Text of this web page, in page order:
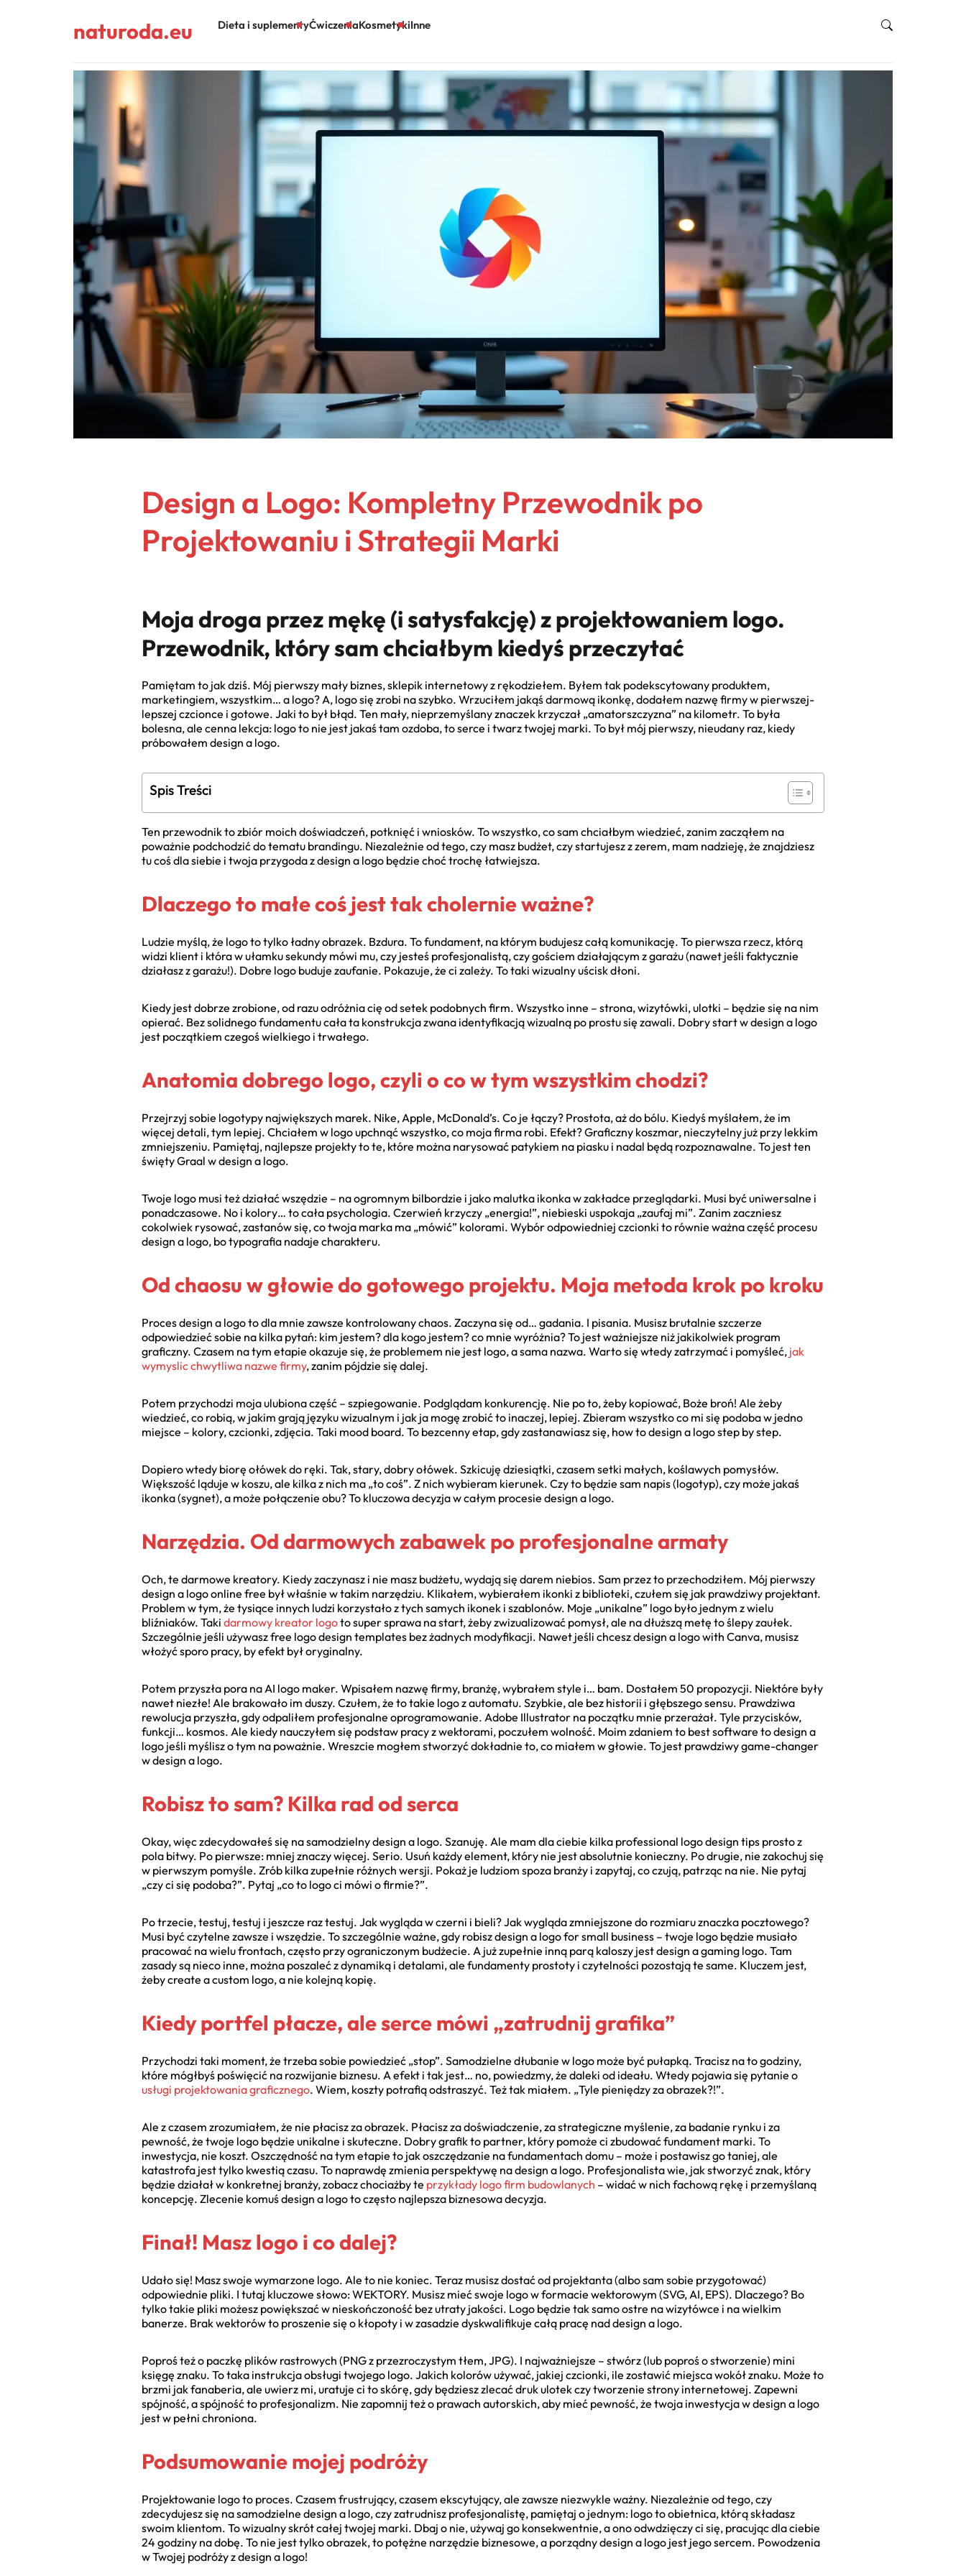
naturoda.eu Dieta i suplementyĆwiczeniaKosmetykiInne
Design a Logo: Kompletny Przewodnik po
Projektowaniu i Strategii Marki
Moja droga przez mękę (i satysfakcję) z projektowaniem logo.
Przewodnik, który sam chciałbym kiedyś przeczytać
Pamiętam to jak dziś. Mój pierwszy mały biznes, sklepik internetowy z rękodziełem. Byłem tak podekscytowany produktem,
marketingiem, wszystkim… a logo? A, logo się zrobi na szybko. Wrzuciłem jakąś darmową ikonkę, dodałem nazwę firmy w pierwszej-
lepszej czcionce i gotowe. Jaki to był błąd. Ten mały, nieprzemyślany znaczek krzyczał „amatorszczyzna” na kilometr. To była
bolesna, ale cenna lekcja: logo to nie jest jakaś tam ozdoba, to serce i twarz twojej marki. To był mój pierwszy, nieudany raz, kiedy
próbowałem design a logo.
Spis Treści
Ten przewodnik to zbiór moich doświadczeń, potknięć i wniosków. To wszystko, co sam chciałbym wiedzieć, zanim zacząłem na
poważnie podchodzić do tematu brandingu. Niezależnie od tego, czy masz budżet, czy startujesz z zerem, mam nadzieję, że znajdziesz
tu coś dla siebie i twoja przygoda z design a logo będzie choć trochę łatwiejsza.
Dlaczego to małe coś jest tak cholernie ważne?
Ludzie myślą, że logo to tylko ładny obrazek. Bzdura. To fundament, na którym budujesz całą komunikację. To pierwsza rzecz, którą
widzi klient i która w ułamku sekundy mówi mu, czy jesteś profesjonalistą, czy gościem działającym z garażu (nawet jeśli faktycznie
działasz z garażu!). Dobre logo buduje zaufanie. Pokazuje, że ci zależy. To taki wizualny uścisk dłoni.
Kiedy jest dobrze zrobione, od razu odróżnia cię od setek podobnych firm. Wszystko inne – strona, wizytówki, ulotki – będzie się na nim
opierać. Bez solidnego fundamentu cała ta konstrukcja zwana identyfikacją wizualną po prostu się zawali. Dobry start w design a logo
jest początkiem czegoś wielkiego i trwałego.
Anatomia dobrego logo, czyli o co w tym wszystkim chodzi?
Przejrzyj sobie logotypy największych marek. Nike, Apple, McDonald’s. Co je łączy? Prostota, aż do bólu. Kiedyś myślałem, że im
więcej detali, tym lepiej. Chciałem w logo upchnąć wszystko, co moja firma robi. Efekt? Graficzny koszmar, nieczytelny już przy lekkim
zmniejszeniu. Pamiętaj, najlepsze projekty to te, które można narysować patykiem na piasku i nadal będą rozpoznawalne. To jest ten
święty Graal w design a logo.
Twoje logo musi też działać wszędzie – na ogromnym bilbordzie i jako malutka ikonka w zakładce przeglądarki. Musi być uniwersalne i
ponadczasowe. No i kolory… to cała psychologia. Czerwień krzyczy „energia!”, niebieski uspokaja „zaufaj mi”. Zanim zaczniesz
cokolwiek rysować, zastanów się, co twoja marka ma „mówić” kolorami. Wybór odpowiedniej czcionki to równie ważna część procesu
design a logo, bo typografia nadaje charakteru.
Od chaosu w głowie do gotowego projektu. Moja metoda krok po kroku
Proces design a logo to dla mnie zawsze kontrolowany chaos. Zaczyna się od… gadania. I pisania. Musisz brutalnie szczerze
odpowiedzieć sobie na kilka pytań: kim jestem? dla kogo jestem? co mnie wyróżnia? To jest ważniejsze niż jakikolwiek program
graficzny. Czasem na tym etapie okazuje się, że problemem nie jest logo, a sama nazwa. Warto się wtedy zatrzymać i pomyśleć, jak
wymyslic chwytliwa nazwe firmy, zanim pójdzie się dalej.
Potem przychodzi moja ulubiona część – szpiegowanie. Podglądam konkurencję. Nie po to, żeby kopiować, Boże broń! Ale żeby
wiedzieć, co robią, w jakim grają języku wizualnym i jak ja mogę zrobić to inaczej, lepiej. Zbieram wszystko co mi się podoba w jedno
miejsce – kolory, czcionki, zdjęcia. Taki mood board. To bezcenny etap, gdy zastanawiasz się, how to design a logo step by step.
Dopiero wtedy biorę ołówek do ręki. Tak, stary, dobry ołówek. Szkicuję dziesiątki, czasem setki małych, koślawych pomysłów.
Większość ląduje w koszu, ale kilka z nich ma „to coś”. Z nich wybieram kierunek. Czy to będzie sam napis (logotyp), czy może jakaś
ikonka (sygnet), a może połączenie obu? To kluczowa decyzja w całym procesie design a logo.
Narzędzia. Od darmowych zabawek po profesjonalne armaty
Och, te darmowe kreatory. Kiedy zaczynasz i nie masz budżetu, wydają się darem niebios. Sam przez to przechodziłem. Mój pierwszy
design a logo online free był właśnie w takim narzędziu. Klikałem, wybierałem ikonki z biblioteki, czułem się jak prawdziwy projektant.
Problem w tym, że tysiące innych ludzi korzystało z tych samych ikonek i szablonów. Moje „unikalne” logo było jednym z wielu
bliźniaków. Taki darmowy kreator logoto super sprawa na start, żeby zwizualizować pomysł, ale na dłuższą metę to ślepy zaułek.
Szczególnie jeśli używasz free logo design templates bez żadnych modyfikacji. Nawet jeśli chcesz design a logo with Canva, musisz
włożyć sporo pracy, by efekt był oryginalny.
Potem przyszła pora na AI logo maker. Wpisałem nazwę firmy, branżę, wybrałem style i… bam. Dostałem 50 propozycji. Niektóre były
nawet niezłe! Ale brakowało im duszy. Czułem, że to takie logo z automatu. Szybkie, ale bez historii i głębszego sensu. Prawdziwa
rewolucja przyszła, gdy odpaliłem profesjonalne oprogramowanie. Adobe Illustrator na początku mnie przerażał. Tyle przycisków,
funkcji… kosmos. Ale kiedy nauczyłem się podstaw pracy z wektorami, poczułem wolność. Moim zdaniem to best software to design a
logo jeśli myślisz o tym na poważnie. Wreszcie mogłem stworzyć dokładnie to, co miałem w głowie. To jest prawdziwy game-changer
w design a logo.
Robisz to sam? Kilka rad od serca
Okay, więc zdecydowałeś się na samodzielny design a logo. Szanuję. Ale mam dla ciebie kilka professional logo design tips prosto z
pola bitwy. Po pierwsze: mniej znaczy więcej. Serio. Usuń każdy element, który nie jest absolutnie konieczny. Po drugie, nie zakochuj się
w pierwszym pomyśle. Zrób kilka zupełnie różnych wersji. Pokaż je ludziom spoza branży i zapytaj, co czują, patrząc na nie. Nie pytaj
„czy ci się podoba?”. Pytaj „co to logo ci mówi o firmie?”.
Po trzecie, testuj, testuj i jeszcze raz testuj. Jak wygląda w czerni i bieli? Jak wygląda zmniejszone do rozmiaru znaczka pocztowego?
Musi być czytelne zawsze i wszędzie. To szczególnie ważne, gdy robisz design a logo for small business – twoje logo będzie musiało
pracować na wielu frontach, często przy ograniczonym budżecie. A już zupełnie inną parą kaloszy jest design a gaming logo. Tam
zasady są nieco inne, można poszaleć z dynamiką i detalami, ale fundamenty prostoty i czytelności pozostają te same. Kluczem jest,
żeby create a custom logo, a nie kolejną kopię.
Kiedy portfel płacze, ale serce mówi „zatrudnij grafika”
Przychodzi taki moment, że trzeba sobie powiedzieć „stop”. Samodzielne dłubanie w logo może być pułapką. Tracisz na to godziny,
które mógłbyś poświęcić na rozwijanie biznesu. A efekt i tak jest… no, powiedzmy, że daleki od ideału. Wtedy pojawia się pytanie o
usługi projektowania graficznego. Wiem, koszty potrafią odstraszyć. Też tak miałem. „Tyle pieniędzy za obrazek?!”.
Ale z czasem zrozumiałem, że nie płacisz za obrazek. Płacisz za doświadczenie, za strategiczne myślenie, za badanie rynku i za
pewność, że twoje logo będzie unikalne i skuteczne. Dobry grafik to partner, który pomoże ci zbudować fundament marki. To
inwestycja, nie koszt. Oszczędność na tym etapie to jak oszczędzanie na fundamentach domu – może i postawisz go taniej, ale
katastrofa jest tylko kwestią czasu. To naprawdę zmienia perspektywę na design a logo. Profesjonalista wie, jak stworzyć znak, który
będzie działał w konkretnej branży, zobacz chociażby te przykłady logo firm budowlanych – widać w nich fachową rękę i przemyślaną
koncepcję. Zlecenie komuś design a logo to często najlepsza biznesowa decyzja.
Finał! Masz logo i co dalej?
Udało się! Masz swoje wymarzone logo. Ale to nie koniec. Teraz musisz dostać od projektanta (albo sam sobie przygotować)
odpowiednie pliki. I tutaj kluczowe słowo: WEKTORY. Musisz mieć swoje logo w formacie wektorowym (SVG, AI, EPS). Dlaczego? Bo
tylko takie pliki możesz powiększać w nieskończoność bez utraty jakości. Logo będzie tak samo ostre na wizytówce i na wielkim
banerze. Brak wektorów to proszenie się o kłopoty i w zasadzie dyskwalifikuje całą pracę nad design a logo.
Poproś też o paczkę plików rastrowych (PNG z przezroczystym tłem, JPG). I najważniejsze – stwórz (lub poproś o stworzenie) mini
księgę znaku. To taka instrukcja obsługi twojego logo. Jakich kolorów używać, jakiej czcionki, ile zostawić miejsca wokół znaku. Może to
brzmi jak fanaberia, ale uwierz mi, uratuje ci to skórę, gdy będziesz zlecać druk ulotek czy tworzenie strony internetowej. Zapewni
spójność, a spójność to profesjonalizm. Nie zapomnij też o prawach autorskich, aby mieć pewność, że twoja inwestycja w design a logo
jest w pełni chroniona.
Podsumowanie mojej podróży
Projektowanie logo to proces. Czasem frustrujący, czasem ekscytujący, ale zawsze niezwykle ważny. Niezależnie od tego, czy
zdecydujesz się na samodzielne design a logo, czy zatrudnisz profesjonalistę, pamiętaj o jednym: logo to obietnica, którą składasz
swoim klientom. To wizualny skrót całej twojej marki. Dbaj o nie, używaj go konsekwentnie, a ono odwdzięczy ci się, pracując dla ciebie
24 godziny na dobę. To nie jest tylko obrazek, to potężne narzędzie biznesowe, a porządny design a logo jest jego sercem. Powodzenia
w Twojej podróży z design a logo!